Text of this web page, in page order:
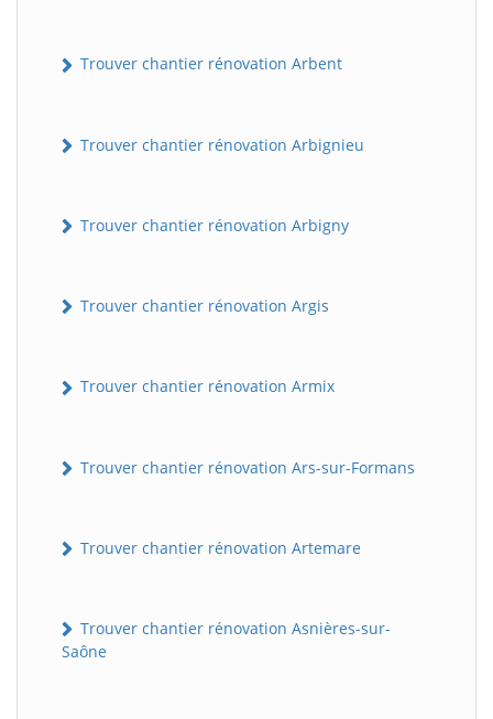
Trouver chantier rénovation Arbent
Trouver chantier rénovation Arbignieu
Trouver chantier rénovation Arbigny
Trouver chantier rénovation Argis
Trouver chantier rénovation Armix
Trouver chantier rénovation Ars-sur-Formans
Trouver chantier rénovation Artemare
Trouver chantier rénovation Asnières-sur-
Saône